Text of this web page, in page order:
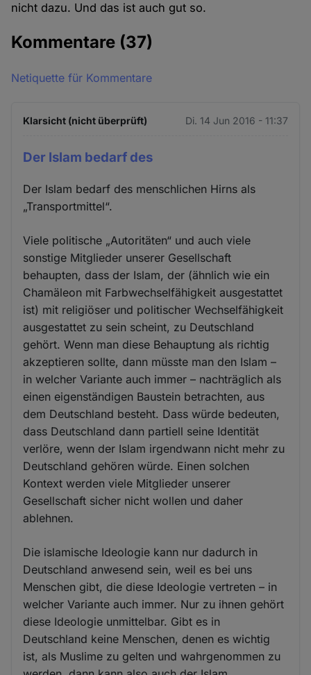
nicht dazu. Und das ist auch gut so.
Kommentare (37)
Netiquette für Kommentare
Klarsicht (nicht überprüft) Di. 14 Jun 2016 - 11:37
Der Islam bedarf des
Der Islam bedarf des menschlichen Hirns als
„Transportmittel“.
Viele politische „Autoritäten“ und auch viele
sonstige Mitglieder unserer Gesellschaft
behaupten, dass der Islam, der (ähnlich wie ein
Chamäleon mit Farbwechselfähigkeit ausgestattet
ist) mit religiöser und politischer Wechselfähigkeit
ausgestattet zu sein scheint, zu Deutschland
gehört. Wenn man diese Behauptung als richtig
akzeptieren sollte, dann müsste man den Islam –
in welcher Variante auch immer – nachträglich als
einen eigenständigen Baustein betrachten, aus
dem Deutschland besteht. Dass würde bedeuten,
dass Deutschland dann partiell seine Identität
verlöre, wenn der Islam irgendwann nicht mehr zu
Deutschland gehören würde. Einen solchen
Kontext werden viele Mitglieder unserer
Gesellschaft sicher nicht wollen und daher
ablehnen.
Die islamische Ideologie kann nur dadurch in
Deutschland anwesend sein, weil es bei uns
Menschen gibt, die diese Ideologie vertreten – in
welcher Variante auch immer. Nur zu ihnen gehört
diese Ideologie unmittelbar. Gibt es in
Deutschland keine Menschen, denen es wichtig
ist, als Muslime zu gelten und wahrgenommen zu